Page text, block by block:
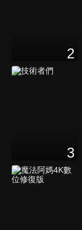
2
3